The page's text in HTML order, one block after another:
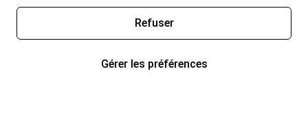
Refuser
Gérer les préférences